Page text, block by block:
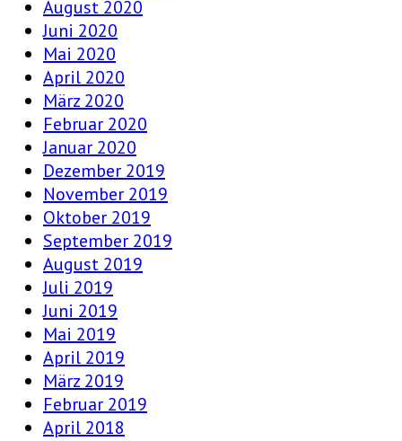
August 2020
Juni 2020
Mai 2020
April 2020
März 2020
Februar 2020
Januar 2020
Dezember 2019
November 2019
Oktober 2019
September 2019
August 2019
Juli 2019
Juni 2019
Mai 2019
April 2019
März 2019
Februar 2019
April 2018